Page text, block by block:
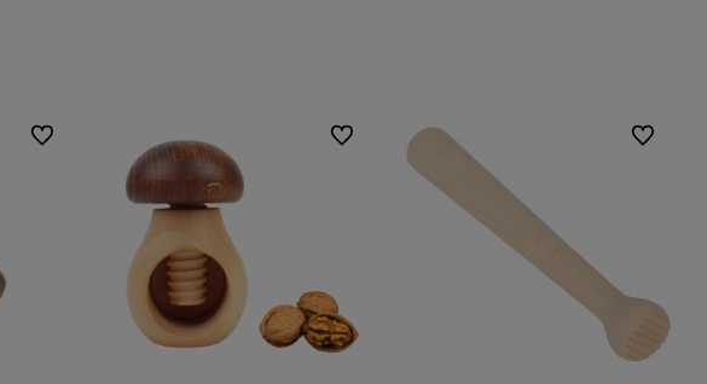
produkty z drewna
w Polsce
ekologię i polską
Do ulubionych Do ulubionych Do